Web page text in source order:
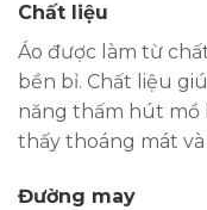
Chất liệu
Áo được làm từ
bền bỉ. Chất liệu
năng thấm hút mồ
thấy thoáng mát
Đường may